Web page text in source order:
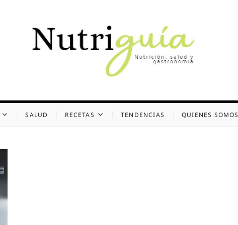
SALUD RECETAS TENDENCIAS QUIENES SOMOS